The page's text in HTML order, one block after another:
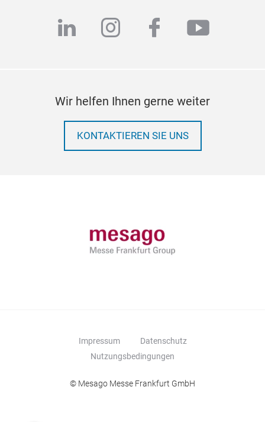
linkedininstagram
facebook
Wir helfen Ihnen gerne weiter
KONTAKTIEREN SIE UNS
Impressum
Datenschutz
Nutzungsbedingungen
© Mesago Messe Frankfurt GmbH